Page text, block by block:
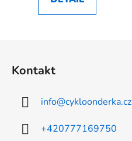
Kontakt
info@cykloonderka.cz
+420777169750